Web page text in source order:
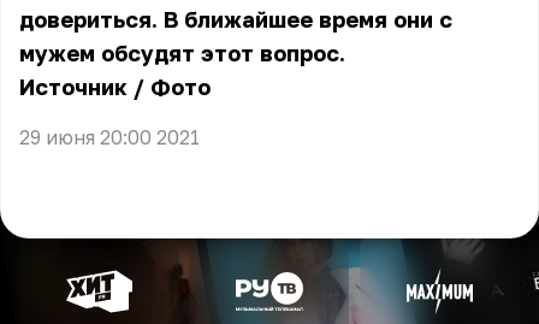
довериться. В ближайшее время они с
мужем обсудят этот вопрос.
Источник / Фото
29 июня 20:00 2021